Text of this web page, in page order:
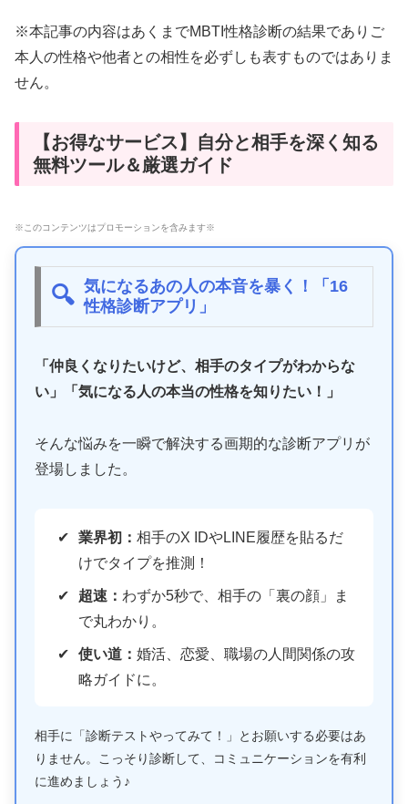
※本記事の内容はあくまでMBTI性格診断の結果でありご
本人の性格や他者との相性を必ずしも表すものではありま
せん。
【お得なサービス】自分と相手を深く知る
無料ツール＆厳選ガイド
※このコンテンツはプロモーションを含みます※
🔍 気になるあの人の本音を暴く！「16
性格診断アプリ」
「仲良くなりたいけど、相手のタイプがわからな
い」「気になる人の本当の性格を知りたい！」
そんな悩みを一瞬で解決する画期的な診断アプリが
登場しました。
業界初：相手のX IDやLINE履歴を貼るだ
けでタイプを推測！
超速： わずか5秒で、相手の「裏の顔」ま
で丸わかり。
使い道：婚活、恋愛、職場の人間関係の攻
略ガイドに。
相手に「診断テストやってみて！」とお願いする必要はあ
りません。こっそり診断して、コミュニケーションを有利
に進めましょう♪